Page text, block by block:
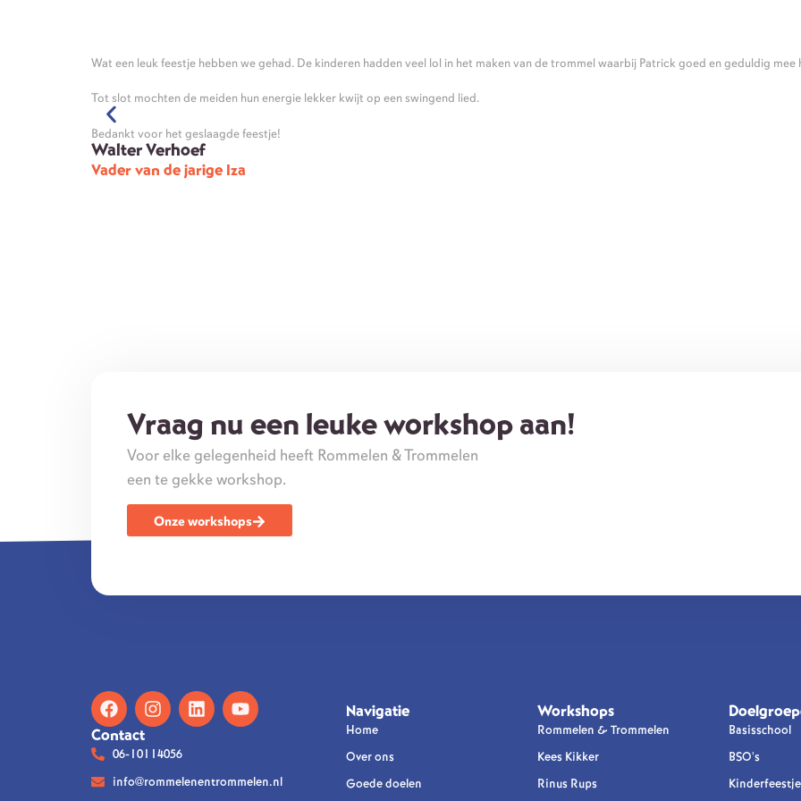
Wat een leuk feestje hebben we gehad. De kinderen hadden veel lol in het maken van de trommel waarbij Patrick goed en geduldig mee
Tot slot mochten de meiden hun energie lekker kwijt op een swingend lied.
Bedankt voor het geslaagde feestje!
Walter Verhoef
Vader van de jarige Iza
Vraag nu een leuke workshop aan!
Voor elke gelegenheid heeft Rommelen & Trommelen
een te gekke workshop.
Onze workshops
Contact
06-10114056
info@rommelenentrommelen.nl
Navigatie
Home
Over ons
Goede doelen
Workshops
Rommelen & Trommelen
Kees Kikker
Rinus Rups
Basisschool
BSO's